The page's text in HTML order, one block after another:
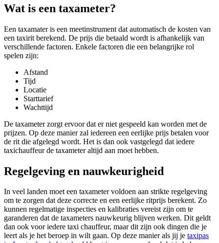
Wat is een taxameter?
Een taxamater is een meetinstrument dat automatisch de kosten van
een taxirit berekend. De prijs die betaald wordt is afhankelijk van
verschillende factoren. Enkele factoren die een belangrijke rol
spelen zijn:
Afstand
Tijd
Locatie
Starttarief
Wachttijd
De taxameter zorgt ervoor dat er niet gespeeld kan worden met de
prijzen. Op deze manier zal iedereen een eerlijke prijs betalen voor
de rit die afgelegd wordt. Het is dan ook vastgelegd dat iedere
taxichauffeur de taxameter altijd aan moet hebben.
Regelgeving en nauwkeurigheid
In veel landen moet een taxameter voldoen aan strikte regelgeving
om te zorgen dat deze correcte en een eerlijke ritprijs berekent. Zo
kunnen regelmatige inspecties en kalibraties vereist zijn om te
garanderen dat de taxameters nauwkeurig blijven werken. Dit geldt
dan ook voor iedere taxi chauffeur, maar dit zijn ook dingen die je
leert als je het beroep in wilt gaan. Op deze manier als jij je taxipas